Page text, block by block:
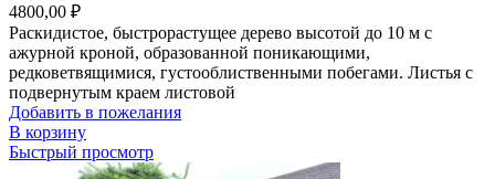
4800,00 ₽
Раскидистое, быстрорастущее дерево высотой до 10 м с
ажурной кроной, образованной поникающими,
редковетвящимися, густооблиственными побегами. Листья с
подвернутым краем листовой
Добавить в пожелания
В корзину
Быстрый просмотр